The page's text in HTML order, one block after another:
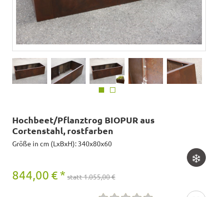
Hochbeet/Pflanztrog BIOPUR aus
Cortenstahl, rostfarben
Größe in cm (LxBxH): 340x80x60
844,00 € * statt 1.055,00 €